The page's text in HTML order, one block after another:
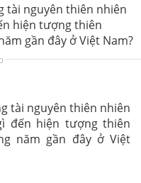
tài nguyên thiên nhiên
hiện tượng thiên
gần đây ở Việt Nam?
tài nguyên thiên nhiên
đến hiện tượng thiên
năm gần đây ở Việt